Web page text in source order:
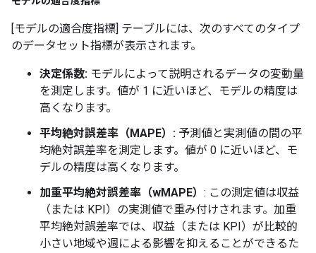
[モデルの適合度指標] テーブルには、次のすべてのタイプ
のデータセット指標が表示されます。
決定係数: モデルによって説明されるデータの変動量
を測定します。値が 1 に近いほど、モデルの精度は
高くなります。
平均絶対誤差率（MAPE）: 予測値と実測値の間の平
均絶対誤差率を測定します。値が 0 に近いほど、モ
デルの精度は高くなります。
加重平均絶対誤差率（wMAPE） : この測定値は収益
（または KPI）の実測値で重み付けされます。加重
平均絶対誤差率では、収益（または KPI）が比較的
小さい地域や週による影響を抑えることができるた